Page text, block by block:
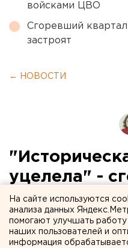
войсками ЦВО
Сгоревший
застроят
← НОВОСТИ
уцелела" -
160-летнюю
проверила
На сайте используются
анализа данных
помогают улучшать
наших пользователей и
информация